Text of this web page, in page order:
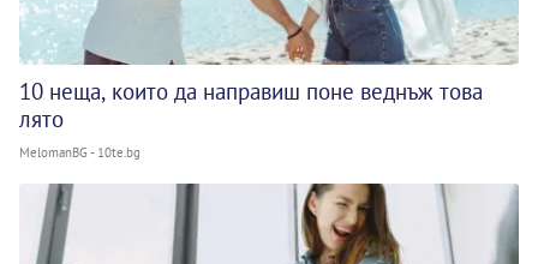
10 неща, които да направиш поне веднъж това
лято
MelomanBG - 10te.bg